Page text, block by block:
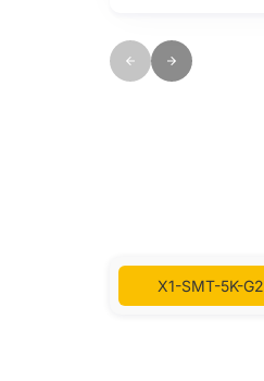
X1-SMT-5K-G2